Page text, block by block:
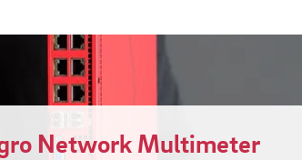
Network Multimeter